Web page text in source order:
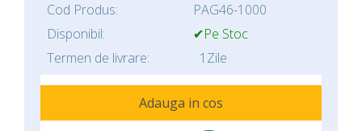
Cod Produs:
PAG46-1000
Disponibil:
✔Pe Stoc
Termen de livrare:
1Zile
Adauga in cos